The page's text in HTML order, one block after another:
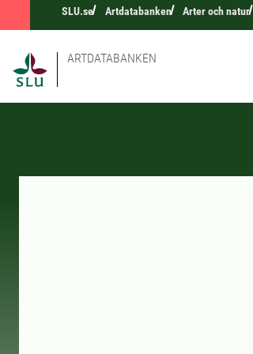
SLU.se Artdatabanken Arter och natur
ARTDATABANKEN